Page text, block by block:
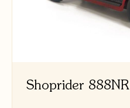
Shoprider 888NR